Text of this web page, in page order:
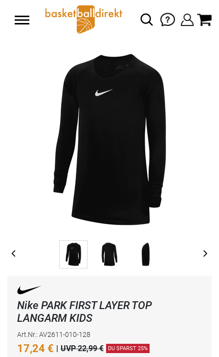
Nike PARK FIRST LAYER TOP
LANGARM KIDS
Art.Nr.: AV2611-010-128
17,24 € | UVP 22,99 € DU SPARST 25%